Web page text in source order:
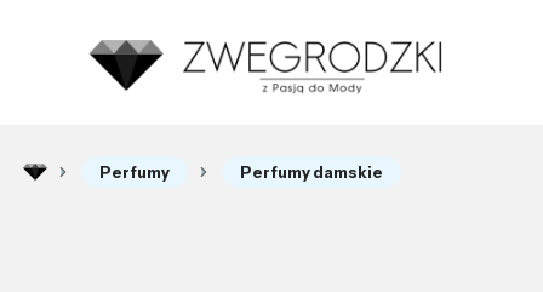
Perfumy Perfumy damskie